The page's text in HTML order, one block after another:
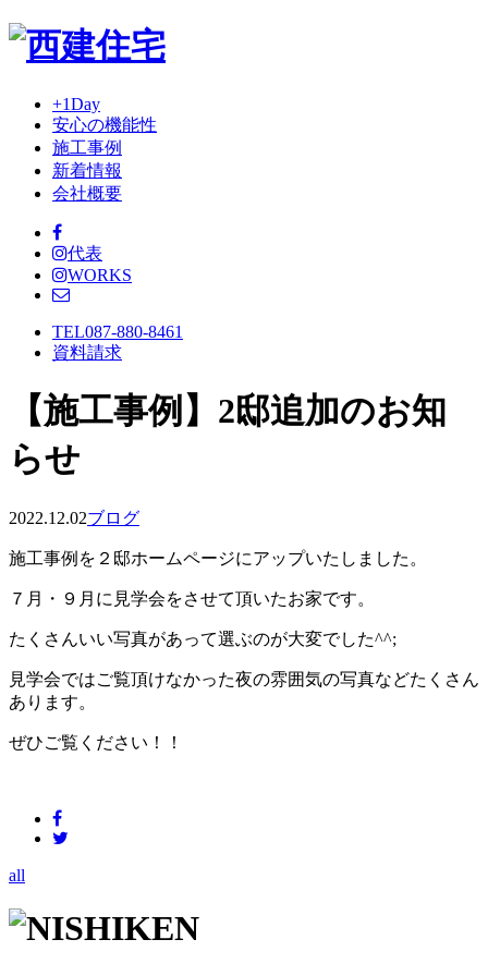
+1Day
安心の機能性
施工事例
新着情報
会社概要
代表
WORKS
TEL087-880-8461
資料請求
【施工事例】2邸追加のお知
らせ
2022.12.02ブログ
施工事例を２邸ホームページにアップいたしました。
７月・９月に見学会をさせて頂いたお家です。
たくさんいい写真があって選ぶのが大変でした^^;
見学会ではご覧頂けなかった夜の雰囲気の写真などたくさん
あります。
ぜひご覧ください！！
all